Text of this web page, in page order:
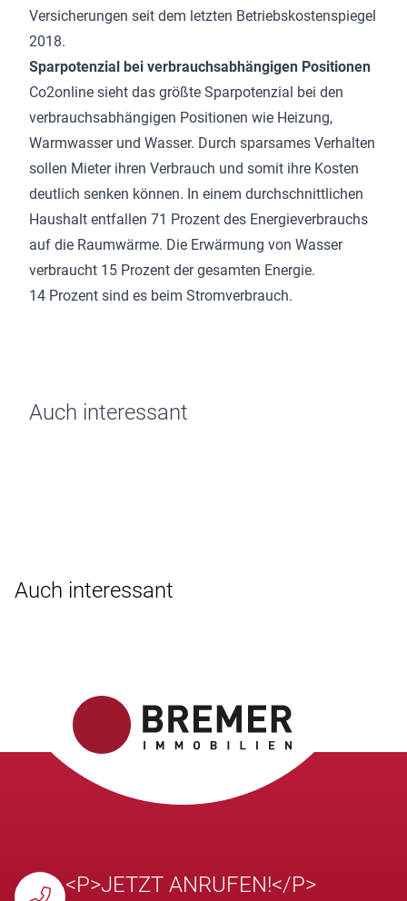
Versicherungen seit dem letzten Betriebskostenspiegel
2018.
Sparpotenzial bei verbrauchsabhängigen Positionen
Co2online sieht das größte Sparpotenzial bei den
verbrauchsabhängigen Positionen wie Heizung,
Warmwasser und Wasser. Durch sparsames Verhalten
sollen Mieter ihren Verbrauch und somit ihre Kosten
deutlich senken können. In einem durchschnittlichen
Haushalt entfallen 71 Prozent des Energieverbrauchs
auf die Raumwärme. Die Erwärmung von Wasser
verbraucht 15 Prozent der gesamten Energie.
14 Prozent sind es beim Stromverbrauch.
Auch interessant
Auch interessant
<P>JETZT ANRUFEN!</P>